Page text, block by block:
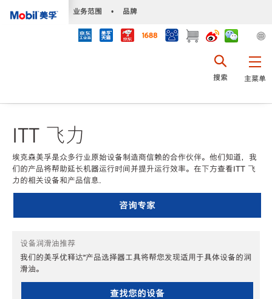
业务范围 • 品牌
主菜单
搜索
ITT 飞力
埃克森美孚是众多行业原始设备制造商信赖的合作伙伴。他们知道，我
们的产品将帮助延长机器运行时间并提升运行效率。在下方查看ITT 飞
力的相关设备和产品信息.
咨询专家
设备润滑油推荐
我们的美孚优释达℠产品选择器工具将帮您发现适用于具体设备的润
滑油。
查找您的设备